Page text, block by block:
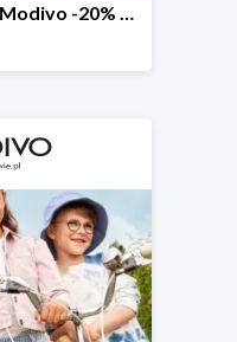
Back to School w Modivo -20% na nowości w aplikacji